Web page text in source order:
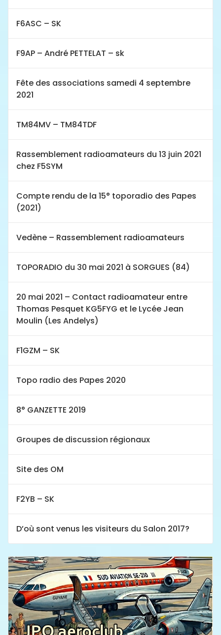
F6ASC – SK
F9AP – André PETTELAT – sk
Fête des associations samedi 4 septembre
2021
TM84MV – TM84TDF
Rassemblement radioamateurs du 13 juin 2021
chez F5SYM
Compte rendu de la 15° toporadio des Papes
(2021)
Vedène – Rassemblement radioamateurs
TOPORADIO du 30 mai 2021 à SORGUES (84)
20 mai 2021 – Contact radioamateur entre
Thomas Pesquet KG5FYG et le Lycée Jean
Moulin (Les Andelys)
F1GZM – SK
Topo radio des Papes 2020
8° GANZETTE 2019
Groupes de discussion régionaux
Site des OM
F2YB – SK
D’où sont venus les visiteurs du Salon 2017?